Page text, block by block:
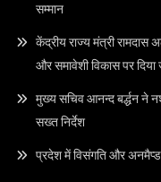
सम्मान
केंद्रीय राज्य मंत्री रामदास
और समावेशी विकास पर दिया
मुख्य सचिव आनन्द बर्द्धन ने
सख्त निर्देश
प्रदेश में विसंगति और